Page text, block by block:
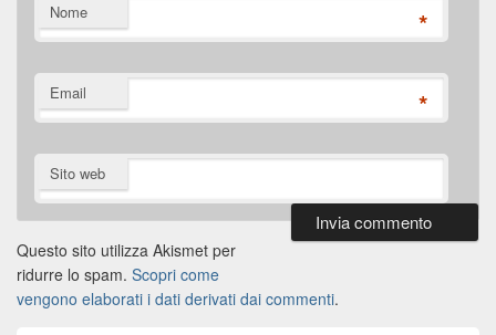
Nome *
Email *
Sito web
Questo sito utilizza Akismet per
ridurre lo spam. Scopri come
vengono elaborati i dati derivati dai commenti.